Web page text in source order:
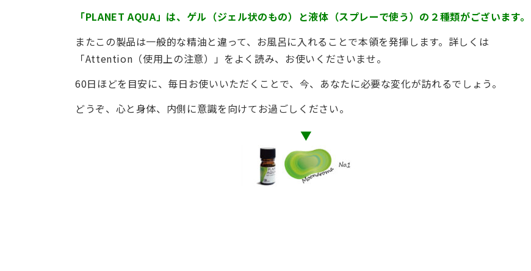
「PLANET AQUA」は、ゲル（ジェル状のもの）と液体（スプレーで使う）の２種類がございます。
またこの製品は一般的な精油と違って、お風呂に入れることで本領を発揮します。詳しくは
「Attention（使用上の注意）」をよく読み、お使いくださいませ。
60日ほどを目安に、毎日お使いいただくことで、今、あなたに必要な変化が訪れるでしょう。
どうぞ、心と身体、内側に意識を向けてお過ごしください。
▼